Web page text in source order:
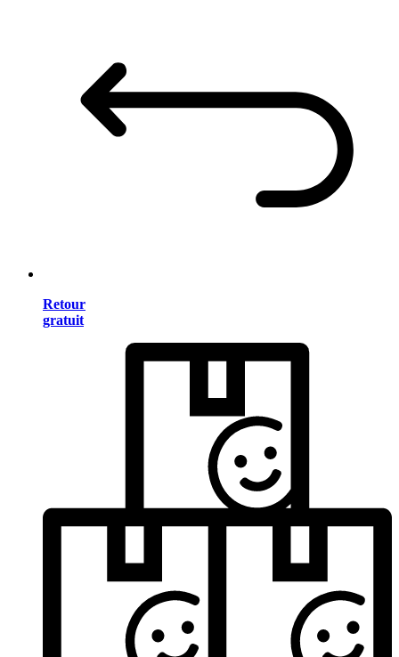
Retour
gratuit